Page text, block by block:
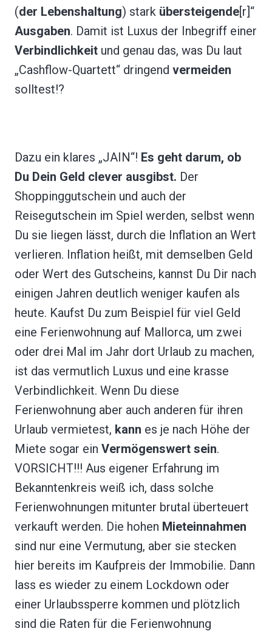
(der Lebenshaltung) stark übersteigende[r]“
Ausgaben. Damit ist Luxus der Inbegriff einer
Verbindlichkeit und genau das, was Du laut
„Cashflow-Quartett“ dringend vermeiden
solltest!?
Dazu ein klares „JAIN“! Es geht darum, ob
Du Dein Geld clever ausgibst. Der
Shoppinggutschein und auch der
Reisegutschein im Spiel werden, selbst wenn
Du sie liegen lässt, durch die Inflation an Wert
verlieren. Inflation heißt, mit demselben Geld
oder Wert des Gutscheins, kannst Du Dir nach
einigen Jahren deutlich weniger kaufen als
heute. Kaufst Du zum Beispiel für viel Geld
eine Ferienwohnung auf Mallorca, um zwei
oder drei Mal im Jahr dort Urlaub zu machen,
ist das vermutlich Luxus und eine krasse
Verbindlichkeit. Wenn Du diese
Ferienwohnung aber auch anderen für ihren
Urlaub vermietest, kann es je nach Höhe der
Miete sogar ein Vermögenswert sein.
VORSICHT!!! Aus eigener Erfahrung im
Bekanntenkreis weiß ich, dass solche
Ferienwohnungen mitunter brutal überteuert
verkauft werden. Die hohen Mieteinnahmen
sind nur eine Vermutung, aber sie stecken
hier bereits im Kaufpreis der Immobilie. Dann
lass es wieder zu einem Lockdown oder
einer Urlaubssperre kommen und plötzlich
sind die Raten für die Ferienwohnung